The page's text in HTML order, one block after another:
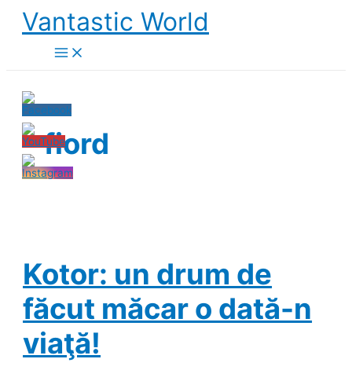
Skip
content
Vantastic World
fiord
Kotor: un drum de
făcut măcar o dată-n
viaţă!